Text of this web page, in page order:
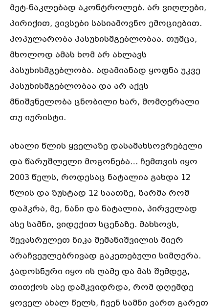
მეტ-ნაკლებად აკონტროლებ. არ ვიღლები,
პირიქით, ვივსები სასიამოვნო ემოციებით.
პოპულარობა პასუხისმგებლობაა. თუმცა,
მხოლოდ ამას ხომ არ ახლავს
პასუხისმგებლობა. ადამიანად ყოფნა უკვე
პასუხისმგებლობაა და არ აქვს
მნიშვნელობა ცნობილი ხარ, მომღერალი
თუ იურისტი.
ახალი წლის ყველაზე დასამახსოვრებელი
და წარუშლელი მოგონება… ჩემთვის იყო
2003 წელს, როდესაც ნატალია გახდა 12
წლის და ზუსტად 12 საათზე, ზარმა რომ
დაჰკრა, მე, ნანი და ნატალია, პირველად
ასე სამნი, ვიდექით სცენაზე. მახსოვს,
შევასრულეთ ნიკა მემანიშვილის მიერ
არაჩვეულებრივად გაკეთებული სიმღერა.
ჯადოსნური იყო ის ღამე და მას შემდეგ,
თითქოს ასე დამკვიდრდა, რომ დღემდე
ყოველ ახალ წელს, ჩვენ სამნი ვართ გარეთ